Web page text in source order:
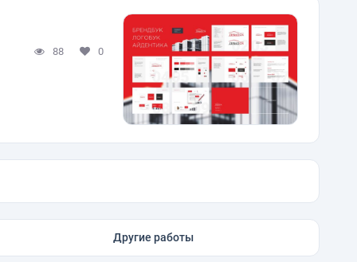
88 0
Другие работы